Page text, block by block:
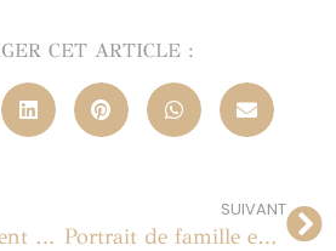
CET ARTICLE :
Séance engagement à Paris
SUIVANT
Portrait de famille en studio à Paris